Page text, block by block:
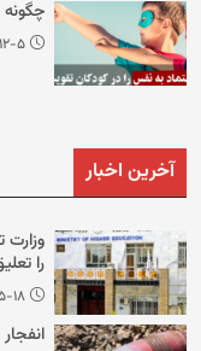
چگونه
آخرین اخبار
را